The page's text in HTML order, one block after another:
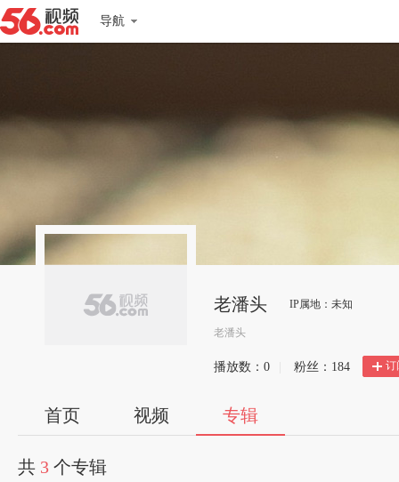
导航
老潘头 IP属地：未知
老潘头
播放数： 0 粉丝： 184 订
首页 视频 专辑
共 3 个专辑